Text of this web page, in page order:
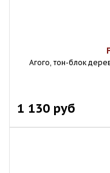
Агого, тон-блок
1 130 руб